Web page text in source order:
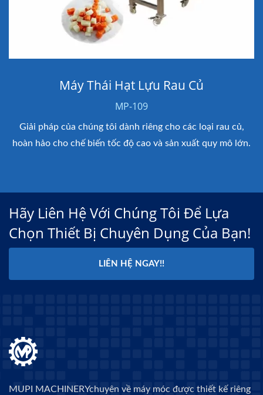
rau củ,
mô lớn.
Máy Sấy Giỏ
Sấy khô rau quả hiệu quả, có các cài đặt có
và chế độ an toàn tự động.
Hãy Liên Hệ Với Chúng Tôi Để Lựa
Chọn Thiết Bị Chuyên Dụng Của Bạn!
LIÊN HỆ NGAY!!
MUPI MACHINERYchuyên về máy móc được thiết kế riêng